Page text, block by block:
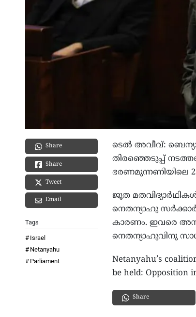
Share
Share
Tweet
Email
Tags
Israel
Netanyahu
Parliament
ടെൽ അവീവ്:
തിരഞ്ഞെടുപ്പ്
ഭരണമുന്നണിയിലെ 2
ജൂത
നെതന്യാഹു
കാരണം. ഇവരെ
നെതന്യാഹുവിനു
Netanyahu’s
be held: Opposition
Share